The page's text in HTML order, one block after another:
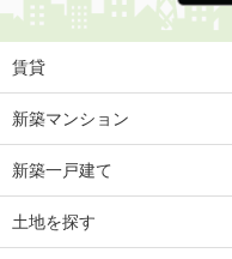
賃貸
新築マンション
新築一戸建て
土地を探す